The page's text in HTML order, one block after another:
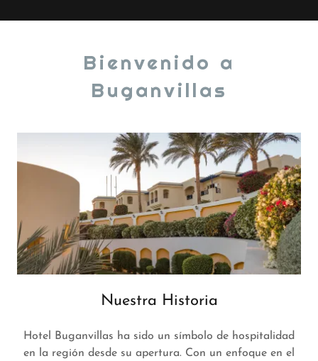
Bienvenido a
Buganvillas
Nuestra Historia
Hotel Buganvillas ha sido un símbolo de hospitalidad
en la región desde su apertura. Con un enfoque en el